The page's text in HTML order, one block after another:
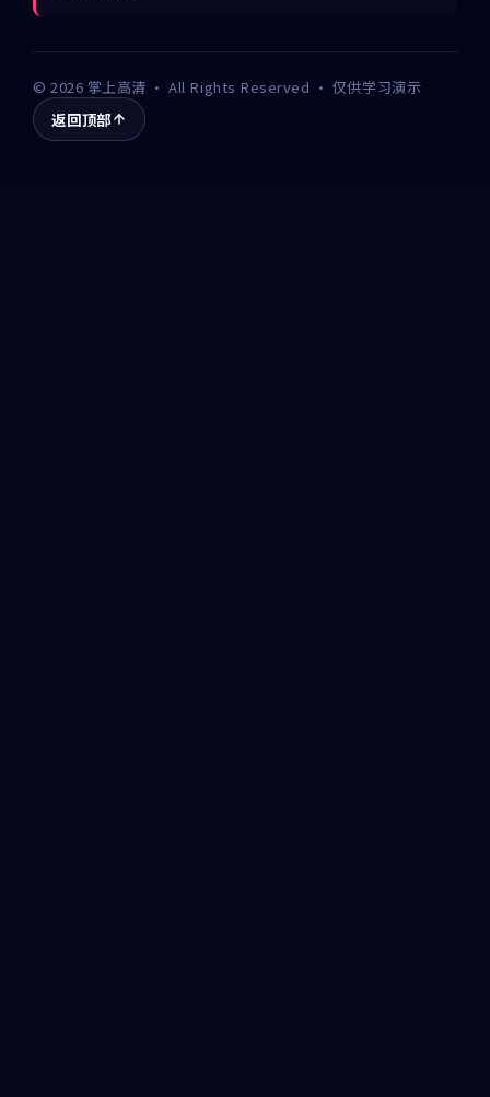
©2026 掌上高清 · All Rights Reserved · 仅供学习演示
返回顶部